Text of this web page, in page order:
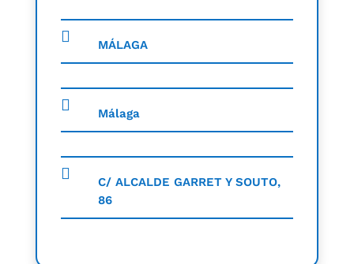
MÁLAGA
Málaga
C/ ALCALDE GARRET Y SOUTO,
86